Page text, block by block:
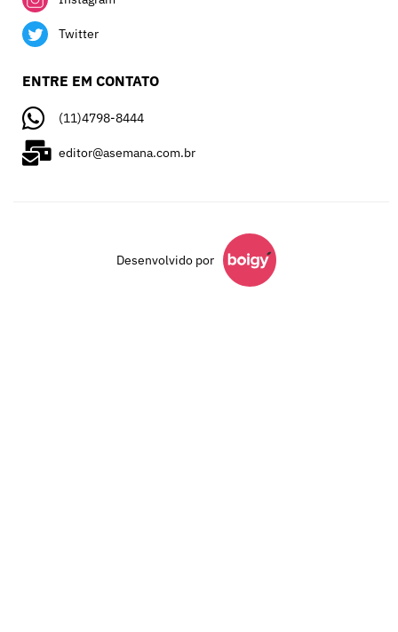
Twitter
ENTRE EM CONTATO
(11)4798-8444
editor@asemana.com.br
Desenvolvido por